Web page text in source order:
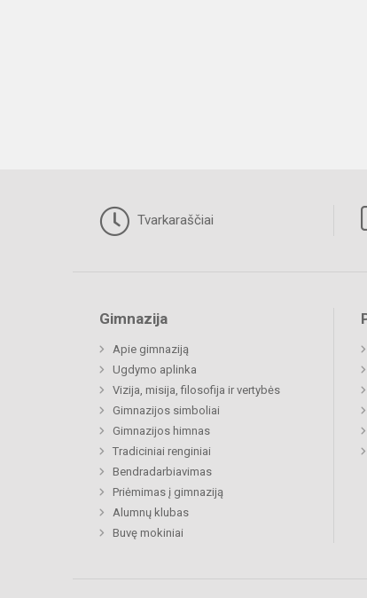
Tvarkaraščiai
Gimnazija
Apie gimnaziją
Ugdymo aplinka
Vizija, misija, filosofija ir vertybės
Gimnazijos simboliai
Gimnazijos himnas
Tradiciniai renginiai
Bendradarbiavimas
Priėmimas į gimnaziją
Alumnų klubas
Buvę mokiniai